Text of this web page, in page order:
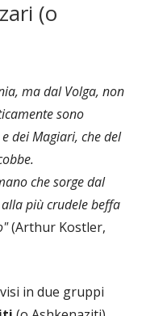
(o
ma dal Volga, non
sono
dei Magiari, che del
che sorge dal
più crudele beffa
(Arthur Kostler,
in due gruppi